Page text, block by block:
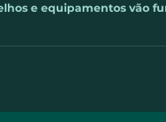
de energia
e equipamentos vão
funciona